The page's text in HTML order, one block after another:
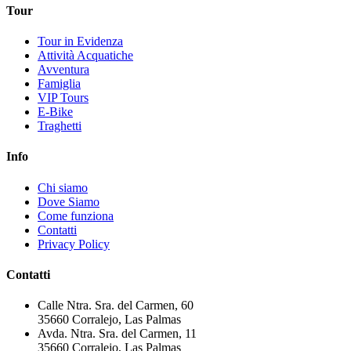
Tour
Tour in Evidenza
Attività Acquatiche
Avventura
Famiglia
VIP Tours
E-Bike
Traghetti
Info
Chi siamo
Dove Siamo
Come funziona
Contatti
Privacy Policy
Contatti
Calle Ntra. Sra. del Carmen, 60
35660 Corralejo, Las Palmas
Avda. Ntra. Sra. del Carmen, 11
35660 Corralejo, Las Palmas